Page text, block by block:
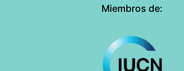
Miembros de: